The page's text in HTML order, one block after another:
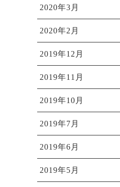
2020年3月
2020年2月
2019年12月
2019年11月
2019年10月
2019年7月
2019年6月
2019年5月